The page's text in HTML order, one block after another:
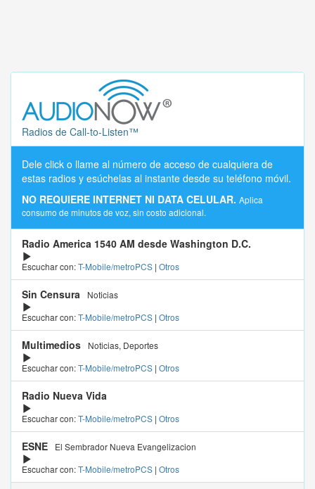
Radios de Call-to-Listen™
Dele click o llame al número de acceso de cualquiera de
estas radios y esúchelas al instante desde su teléfono móvil.
NO REQUIERE INTERNET NI DATA CELULAR. Aplica
consumo de minutos de voz, sin costo adicional.
Radio America 1540 AM desde Washington D.C.
Escuchar con:T-Mobile/metroPCS | Otros
Sin Censura
Noticias
Escuchar con:T-Mobile/metroPCS | Otros
Multimedios
Noticias, Deportes
Escuchar con:T-Mobile/metroPCS | Otros
Radio Nueva Vida
Escuchar con:T-Mobile/metroPCS | Otros
ESNE
El Sembrador Nueva Evangelizacion
Escuchar con:T-Mobile/metroPCS | Otros